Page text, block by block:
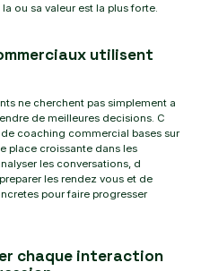
ou sa valeur est la plus forte.
utilisent
ne cherchent pas simplement a
de meilleures decisions. C
coaching commercial bases sur
place croissante dans les
les conversations, d
les rendez vous et de
pour faire progresser
chaque interaction